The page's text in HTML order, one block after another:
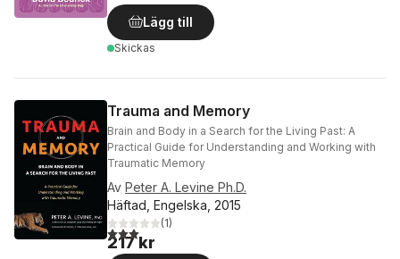
Lägg till
Skickas
Trauma and Memory
Brain and Body in a Search for the Living Past: A
Practical Guide for Understanding and Working with
Traumatic Memory
Av Peter A. Levine Ph.D.
Häftad, Engelska, 2015
3,0utav 5 stjärnor. Totalt antal röster:
(1)
217 kr